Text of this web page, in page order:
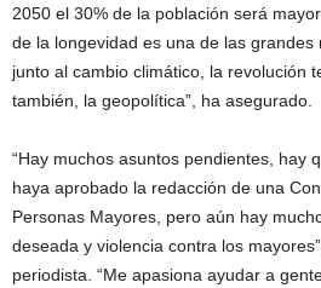
2050 el 30% de la población será
de la longevidad es una de las grandes
junto al cambio climático, la revolución
también, la geopolítica”, ha asegurado.
“Hay muchos asuntos pendientes, hay
haya aprobado la redacción de una
Personas Mayores, pero aún hay
deseada y violencia contra los
periodista. “Me apasiona ayudar a